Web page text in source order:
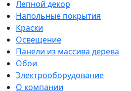
Лепной декор
Напольные покрытия
Краски
Освещение
Панели из массива дерева
Обои
Электрооборудование
О компании